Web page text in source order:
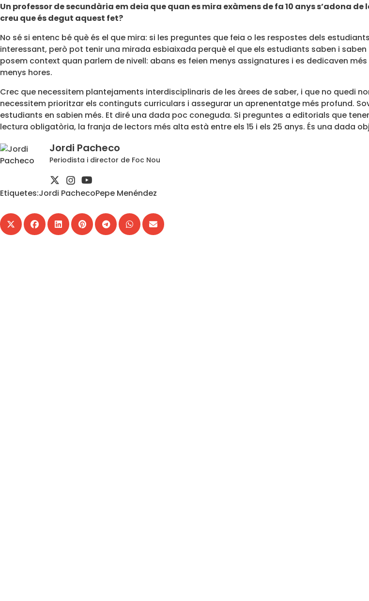
Un professor de secundària em deia que quan es mira exàmens de fa 10 anys s’adona
creu que és degut aquest fet?
No sé si entenc bé què és el que mira: si les preguntes que feia o les respostes dels
interessant, però pot tenir una mirada esbiaixada perquè el que els estudiants saben i
posem context quan parlem de nivell: abans es feien menys assignatures i es dedicaven
menys hores.
Crec que necessitem plantejaments interdisciplinaris de les àrees de saber, i que no quedi
necessitem prioritzar els continguts curriculars i assegurar un aprenentatge més profund.
estudiants en sabien més. Et diré una dada poc coneguda. Si preguntes a editorials que
lectura obligatòria, la franja de lectors més alta està entre els 15 i els 25 anys. És una dada
Jordi Pacheco
Periodista i director de Foc Nou
Etiquetes:Jordi PachecoPepe Menéndez